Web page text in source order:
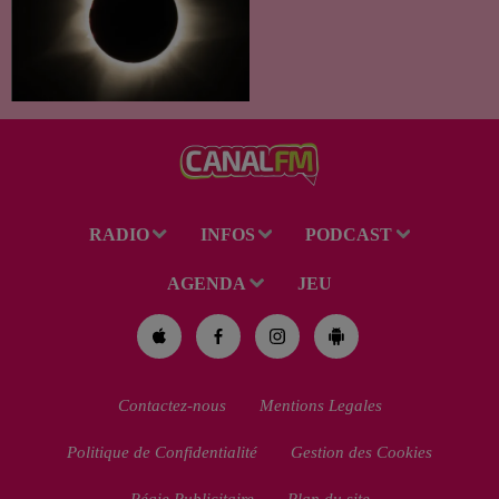
RADIO INFOS PODCAST
AGENDA JEU
Contactez-nous Mentions Legales
Politique de Confidentialité Gestion des Cookies